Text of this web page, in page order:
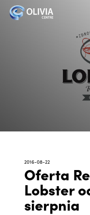
2016-08-22
Oferta
Lobster
sierpnia